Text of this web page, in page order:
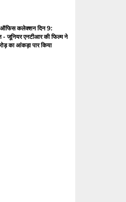
ऑफिस कलेक्शन दिन 9:
जूनियर एनटीआर की फिल्म ने
का आंकड़ा पार किया